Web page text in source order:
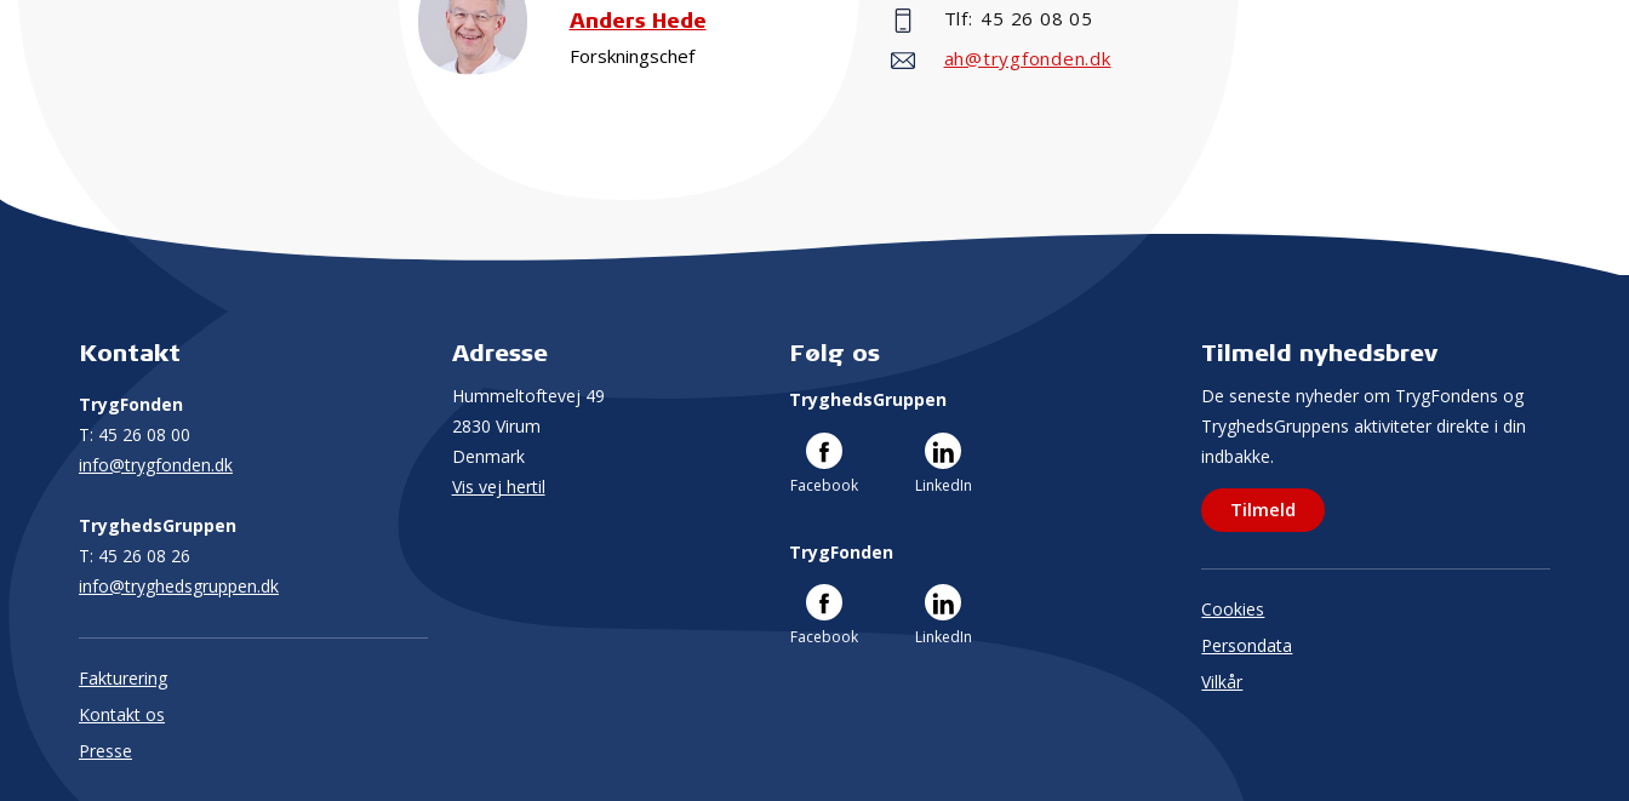
Anders Hede
Forskningschef
Tlf: 45 26 08 05
ah@trygfonden.dk
Tilmeld nyhedsbrev
De seneste nyheder om TrygFondens og
TryghedsGruppens aktiviteter direkte i din
indbakke.
Tilmeld
Kontakt
TrygFonden
T: 45 26 08 00
info@trygfonden.dk
TryghedsGruppen
T: 45 26 08 26
info@tryghedsgruppen.dk
Adresse
Hummeltoftevej 49
2830 Virum
Denmark
Vis vej hertil
Fakturering
Kontakt os
Presse
Cookies
Persondata
Vilkår
Følg os
TryghedsGruppen
Facebook LinkedIn
TrygFonden
Facebook LinkedIn